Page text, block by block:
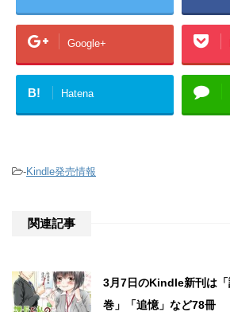
Google+
B! Hatena
-Kindle発売情報
関連記事
3月7日のKindle新刊は「
巻」「追憶」など78冊